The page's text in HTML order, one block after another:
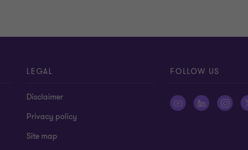
LEGAL
Disclaimer
Privacy policy
Site map
FOLLOW US